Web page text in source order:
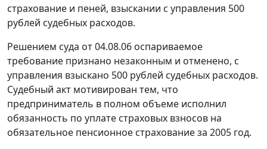
страхование и пеней, взыскании с управления 500
рублей судебных расходов.
Решением суда от 04.08.06 оспариваемое
требование признано незаконным и отменено, с
управления взыскано 500 рублей судебных расходов.
Судебный акт мотивирован тем, что
предприниматель в полном объеме исполнил
обязанность по уплате страховых взносов на
обязательное пенсионное страхование за 2005 год.